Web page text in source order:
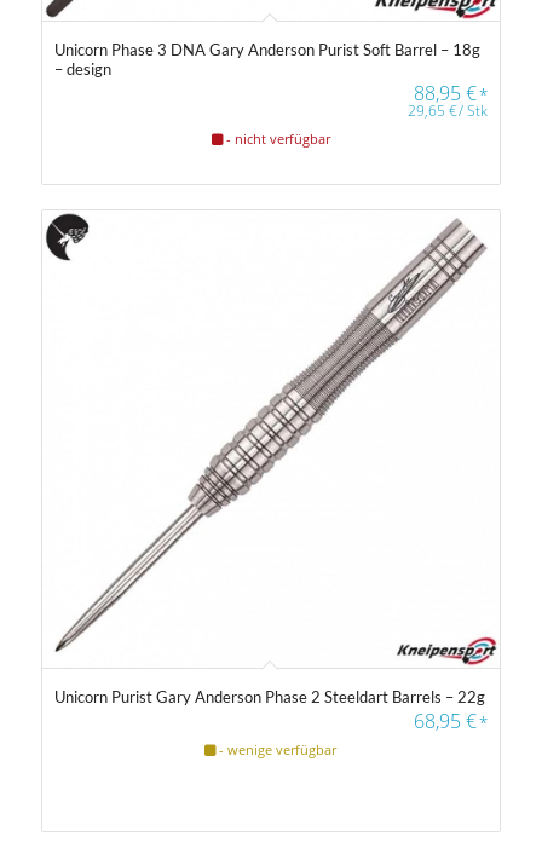
Unicorn Phase 3 DNA Gary Anderson Purist Soft Barrel – 18g
– design
88,95€*
29,65€/Stk
- nicht verfügbar
Unicorn Purist Gary Anderson Phase 2 Steeldart Barrels – 22g
68,95€*
- wenige verfügbar